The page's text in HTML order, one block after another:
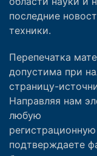
последние
техники.
Перепечатка
допустима при
страницу-
Направляя нам
любую
подтверждаете